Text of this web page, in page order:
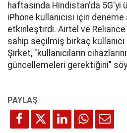
haftasında Hindistan'da 5G'yi
iPhone kullanıcısı için
etkinleştirdi. Airtel ve Reliance
sahip seçilmiş birkaç
Şirket, "kullanıcıların
güncellemeleri gerektiğini"